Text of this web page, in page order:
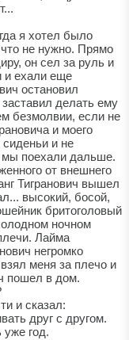
я хотел было
что не нужно. Прямо
он сел за руль и
и ехали еще
остановил
делать ему
безмолвии, если не
и моего
и не
мы поехали дальше.
от внешнего
Тигранович вышел
высокий, босой,
бритоголовый
ночном
Лайма
негромко
меня за плечо и
пошел в дом.
и сказал:
друг с другом.
год.